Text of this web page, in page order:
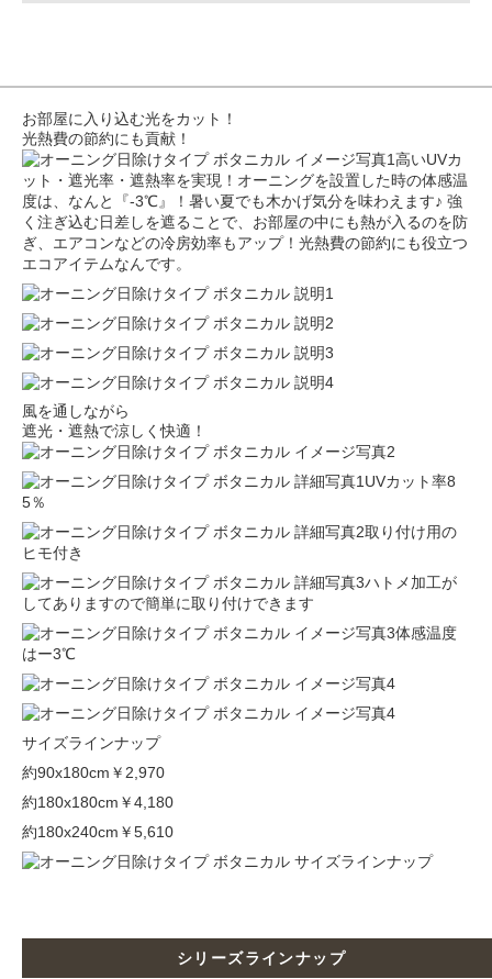
お部屋に入り込む光をカット！
光熱費の節約にも貢献！
高いUVカ
ット・遮光率・遮熱率を実現！オーニングを設置した時の体感温
度は、なんと『-3℃』！暑い夏でも木かげ気分を味わえます♪ 強
く注ぎ込む日差しを遮ることで、お部屋の中にも熱が入るのを防
ぎ、エアコンなどの冷房効率もアップ！光熱費の節約にも役立つ
エコアイテムなんです。
風を通しながら
遮光・遮熱で涼しく快適！
UVカット率8
5％
取り付け用の
ヒモ付き
ハトメ加工が
してありますので簡単に取り付けできます
体感温度
はー3℃
サイズラインナップ
約90x180cm ￥2,970
約180x180cm ￥4,180
約180x240cm ￥5,610
シリーズラインナップ